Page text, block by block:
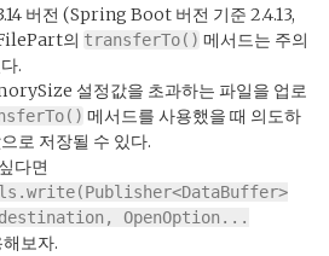
버전 (Spring Boot 버전 기준 2.4.13,
의 transferTo() 메서드는 주의
.
설정값을 초과하는 파일을 업로
메서드를 사용했을 때 의도하
로 저장될 수 있다.
다면
OpenOption...
보자.